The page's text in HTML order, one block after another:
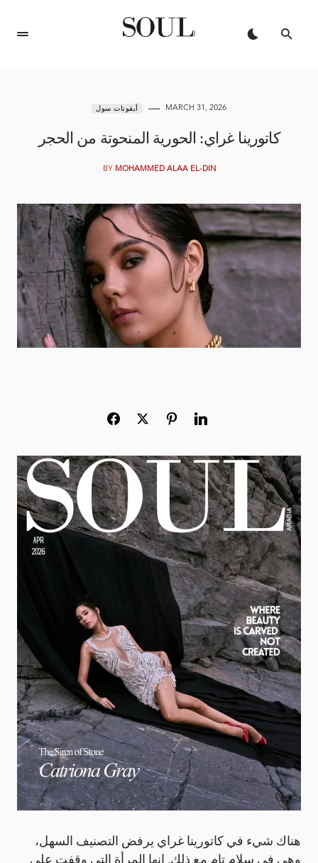
أيقونات سول MARCH 31, 2026
كاتورينا غراي: الحورية المنحوتة من الحجر
BY MOHAMMED ALAA EL-DIN
هناك شيء في كاتورينا غراي يرفض التصنيف السهل،
وهي في سلام تام مع ذلك. إنها المرأة التي وقفت على